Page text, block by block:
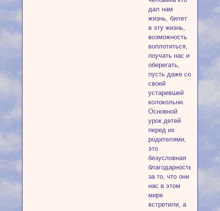
дал нам
жизнь, билет
в эту жизнь,
возможность
воплотиться,
поучать нас и
оберегать,
пусть даже со
своей
устаревшей
колокольни.
Основной
урок детей
перед их
родителями,
это
безусловная
благодарность
за то, что они
нас в этом
мире
встретили, а